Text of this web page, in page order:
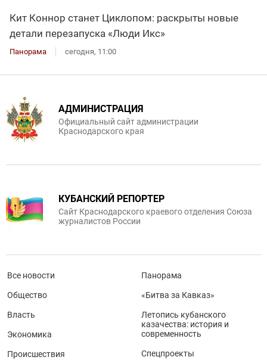
Кит Коннор станет Циклопом: раскрыты новые
детали перезапуска «Люди Икс»
Панорама сегодня, 11:00
АДМИНИСТРАЦИЯ
Официальный сайт администрации
Краснодарского края
КУБАНСКИЙ РЕПОРТЕР
Сайт Краснодарского краевого отделения Союза
журналистов России
Все новости
Общество
Власть
Экономика
Происшествия
Панорама
«Битва за Кавказ»
Летопись кубанского
казачества: история и
современность
Спецпроекты